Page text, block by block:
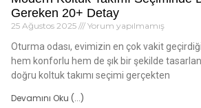
Gereken 20+ Detay
25 Ağustos 2025 Yorum yapılmamış
Oturma odası, evimizin en çok vakit
hem konforlu hem de şık bir şekilde
doğru koltuk takımı seçimi gerçekten
Devamını Oku (...)